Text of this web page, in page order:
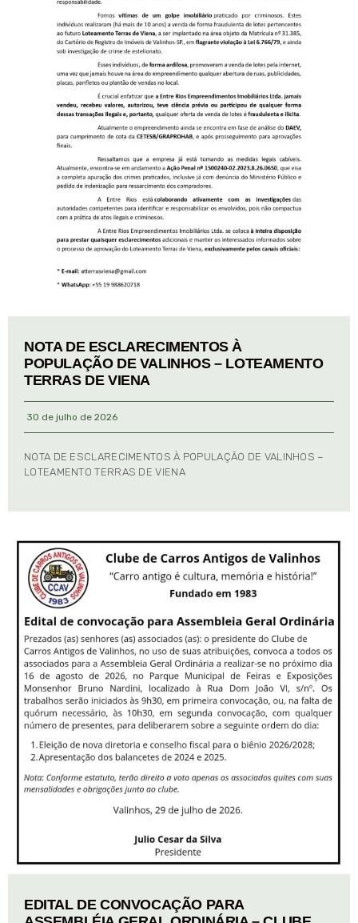
NOTA DE ESCLARECIMENTOS À
POPULAÇÃO DE VALINHOS – LOTEAMENTO
TERRAS DE VIENA
30 de julho de 2026
NOTA DE ESCLARECIMENTOS À POPULAÇÃO DE VALINHOS –
LOTEAMENTO TERRAS DE VIENA
EDITAL DE CONVOCAÇÃO PARA